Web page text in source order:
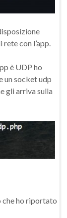
con l’app.
è UDP ho
un socket udp
gli arriva sulla
che ho riportato